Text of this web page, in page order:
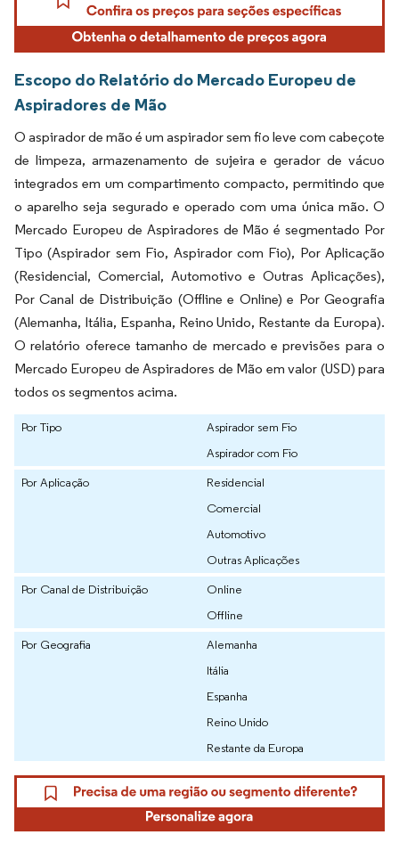
Escopo do Relatório do Mercado Europeu de
Aspiradores de Mão
O aspirador de mão é um aspirador sem fio leve com cabeçote
de limpeza, armazenamento de sujeira e gerador de vácuo
integrados em um compartimento compacto, permitindo que
o aparelho seja segurado e operado com uma única mão. O
Mercado Europeu de Aspiradores de Mão é segmentado Por
Tipo (Aspirador sem Fio, Aspirador com Fio), Por Aplicação
(Residencial, Comercial, Automotivo e Outras Aplicações),
Por Canal de Distribuição (Offline e Online) e Por Geografia
(Alemanha, Itália, Espanha, Reino Unido, Restante da Europa).
O relatório oferece tamanho de mercado e previsões para o
Mercado Europeu de Aspiradores de Mão em valor (USD) para
todos os segmentos acima.
Por Tipo
Aspirador sem Fio
Aspirador com Fio
Por Aplicação
Residencial
Comercial
Automotivo
Outras Aplicações
Por Canal de Distribuição
Online
Offline
Por Geografia
Alemanha
Itália
Espanha
Reino Unido
Restante da Europa